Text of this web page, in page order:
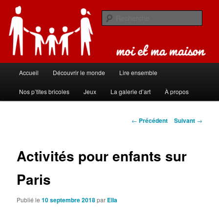
contenu
principalMoi et ma maison
Carnet de bord de famille
principal
Accueil Découvrir le monde Lire ensemble
Nos p’tites bricoles Jeux La galerie d’art À propos
Navigation
← Précédent Suivant →
Activités pour enfants sur
Paris
Publié le10 septembre 2018par Ella